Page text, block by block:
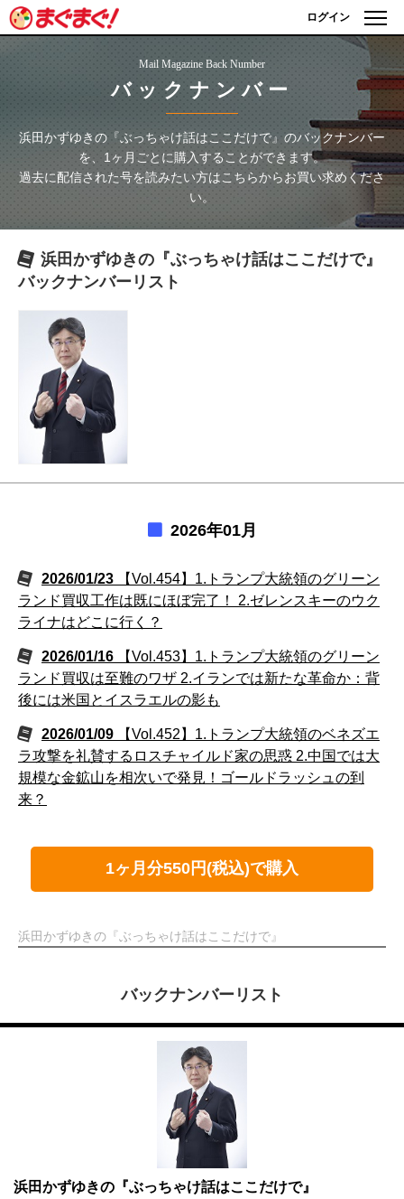
ログイン
Mail Magazine Back Number
バックナンバー
浜田かずゆきの『ぶっちゃけ話はここだけで』 のバックナンバー
を、1ヶ月ごとに購入することができます。
過去に配信された号を読みたい方はこちらからお買い求めくださ
い。
浜田かずゆきの『ぶっちゃけ話はここだけで』
バックナンバーリスト
2026年01月
2026/01/23
【Vol.454】1.トランプ大統領のグリーン
ランド買収工作は既にほぼ完了！ 2.ゼレンスキーのウク
ライナはどこに行く？
2026/01/16
【Vol.453】1.トランプ大統領のグリーン
ランド買収は至難のワザ 2.イランでは新たな革命か：背
後には米国とイスラエルの影も
2026/01/09
【Vol.452】1.トランプ大統領のベネズエ
ラ攻撃を礼賛するロスチャイルド家の思惑 2.中国では大
規模な金鉱山を相次いで発見！ゴールドラッシュの到
来？
1ヶ月分550円(税込)で購入
浜田かずゆきの『ぶっちゃけ話はここだけで』
バックナンバーリスト
浜田かずゆきの『ぶっちゃけ話はここだけで』